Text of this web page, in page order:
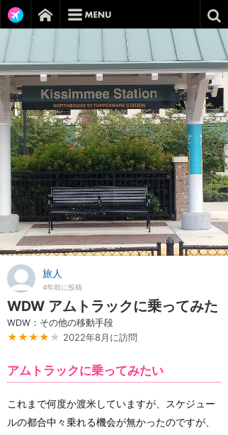
旅人
4年前に投稿
WDW アムトラックに乗ってみた
WDW：その他の移動手段
★★★★ ★ 2022年8月に訪問
アムトラックに乗ってみたい
これまで何度か渡米していますが、スケジュー
ルの都合中々乗れる機会が無かったのですが、